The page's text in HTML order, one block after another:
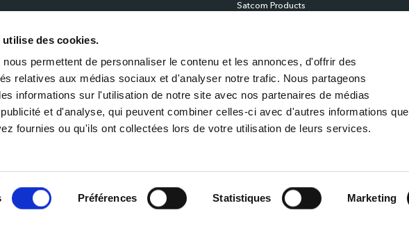
utilise des cookies.
permettent de personnaliser le contenu et les annonces, d'offrir des
relatives aux médias sociaux et d'analyser notre trafic. Nous partageons
informations sur l'utilisation de notre site avec nos partenaires de médias
et d'analyse, qui peuvent combiner celles-ci avec d'autres informations que
fournies ou qu'ils ont collectées lors de votre utilisation de leurs services.
Préférences Statistiques Marketing
Satcom Products
Sensoren
Zeitplan und Netzwerk